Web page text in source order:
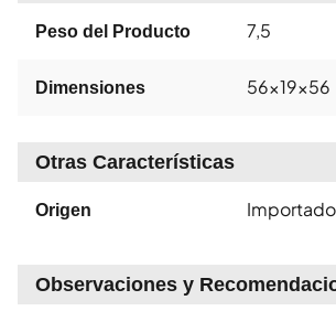
Peso del Producto 7,5
Dimensiones 56x19x56
Otras Características
Origen Importado
Observaciones y